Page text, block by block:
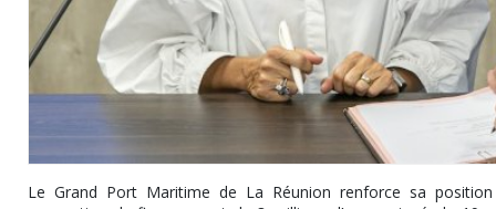
Le Grand Port Maritime de La Réunion renforce sa